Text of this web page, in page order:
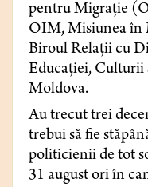
pentru Migrație
OIM, Misiunea în
Biroul Relații cu
Educației, Culturii
Moldova.
Au trecut trei
trebui să fie
politicienii de tot
31 august ori în